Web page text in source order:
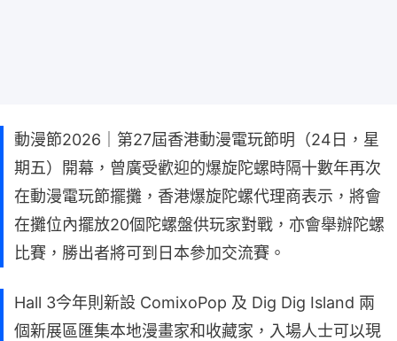
動漫節2026｜第27屆香港動漫電玩節明（24日，星
期五）開幕，曾廣受歡迎的爆旋陀螺時隔十數年再次
在動漫電玩節擺攤，香港爆旋陀螺代理商表示，將會
在攤位內擺放20個陀螺盤供玩家對戰，亦會舉辦陀螺
比賽，勝出者將可到日本參加交流賽。
Hall 3今年則新設 ComixoPop 及 Dig Dig Island 兩
個新展區匯集本地漫畫家和收藏家，入場人士可以現